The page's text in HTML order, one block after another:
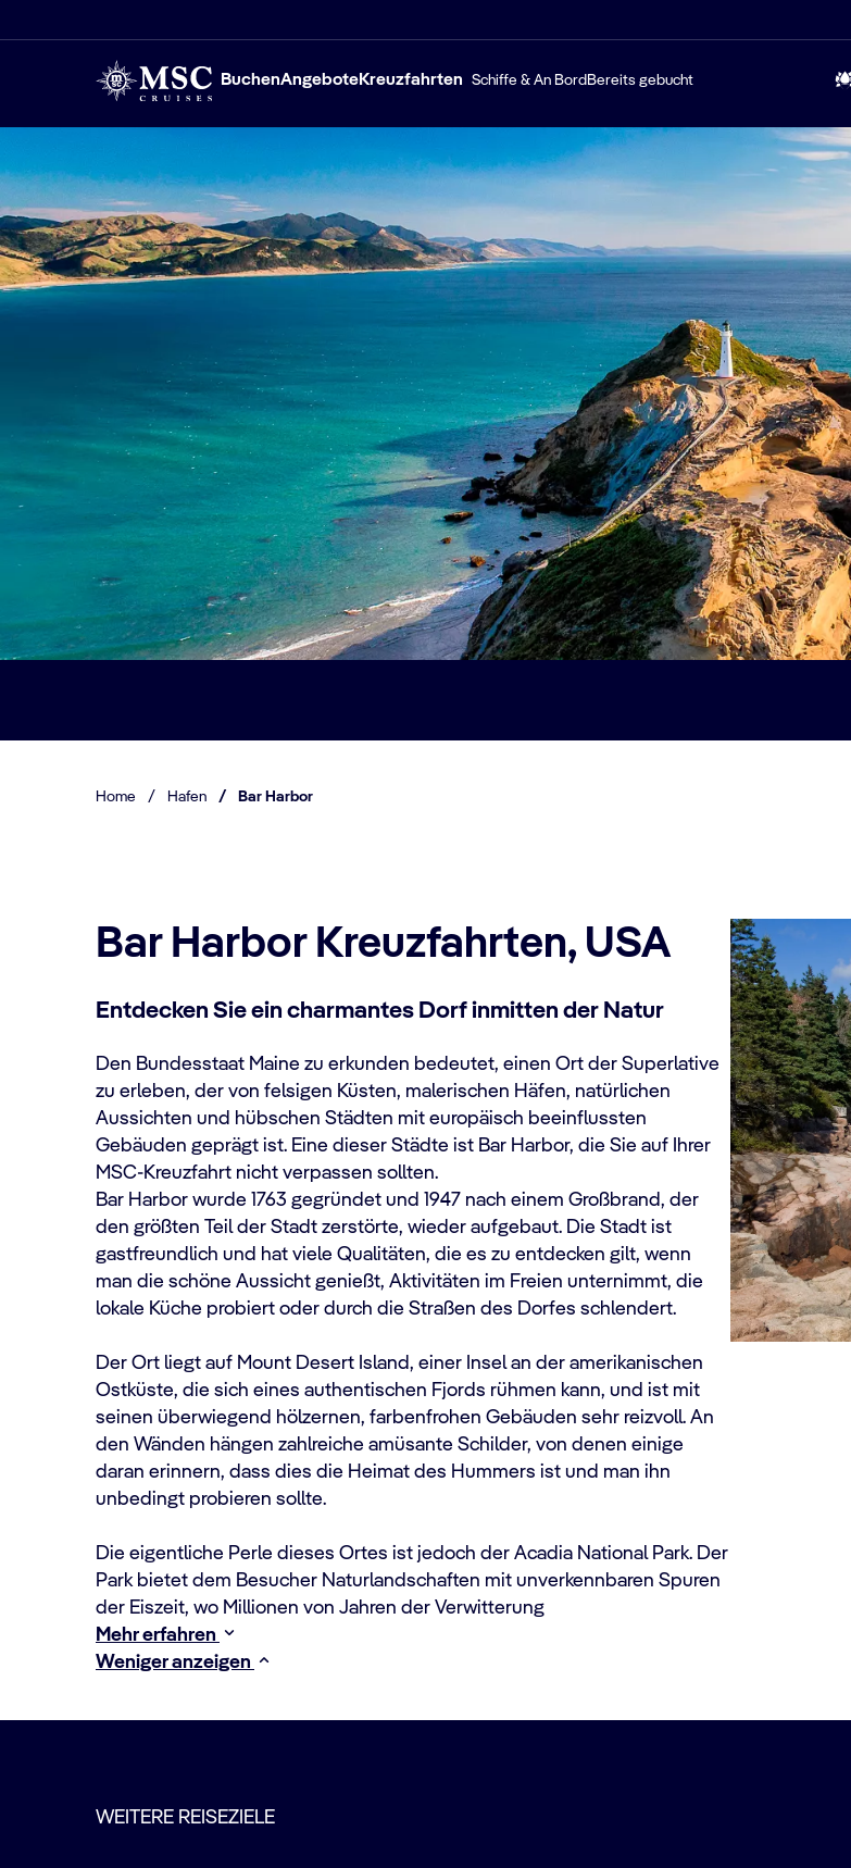
BuchenAngeboteKreuzfahrten Schiffe & An Bord Bereits gebucht
Home / Hafen / Bar Harbor
Bar Harbor Kreuzfahrten, USA
Entdecken Sie ein charmantes Dorf inmitten der Natur
Den Bundesstaat Maine zu erkunden bedeutet, einen Ort der Superlative
zu erleben, der von felsigen Küsten, malerischen Häfen, natürlichen
Aussichten und hübschen Städten mit europäisch beeinflussten
Gebäuden geprägt ist. Eine dieser Städte ist Bar Harbor, die Sie auf Ihrer
MSC-Kreuzfahrt nicht verpassen sollten.
Bar Harbor wurde 1763 gegründet und 1947 nach einem Großbrand, der
den größten Teil der Stadt zerstörte, wieder aufgebaut. Die Stadt ist
gastfreundlich und hat viele Qualitäten, die es zu entdecken gilt, wenn
man die schöne Aussicht genießt, Aktivitäten im Freien unternimmt, die
lokale Küche probiert oder durch die Straßen des Dorfes schlendert.
Der Ort liegt auf Mount Desert Island, einer Insel an der amerikanischen
Ostküste, die sich eines authentischen Fjords rühmen kann, und ist mit
seinen überwiegend hölzernen, farbenfrohen Gebäuden sehr reizvoll. An
den Wänden hängen zahlreiche amüsante Schilder, von denen einige
daran erinnern, dass dies die Heimat des Hummers ist und man ihn
unbedingt probieren sollte.
Die eigentliche Perle dieses Ortes ist jedoch der Acadia National Park. Der
Park bietet dem Besucher Naturlandschaften mit unverkennbaren Spuren
der Eiszeit, wo Millionen von Jahren der Verwitterung
Mehr erfahren
Weniger anzeigen
WEITERE REISEZIELE